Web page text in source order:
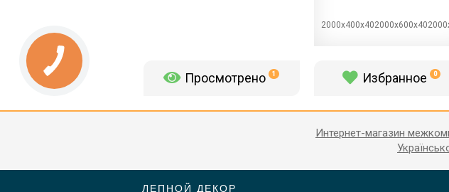
Просмотрено 1 Избранное 0
Интернет-магазин
ЛЕПНОЙ ДЕКОР